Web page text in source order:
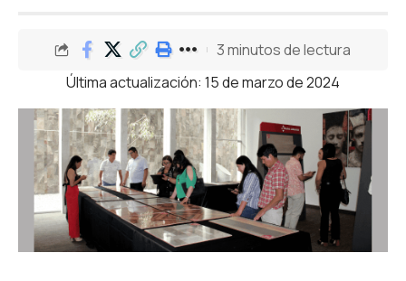
Última actualización: 15 de marzo de 2024
3 minutos de lectura